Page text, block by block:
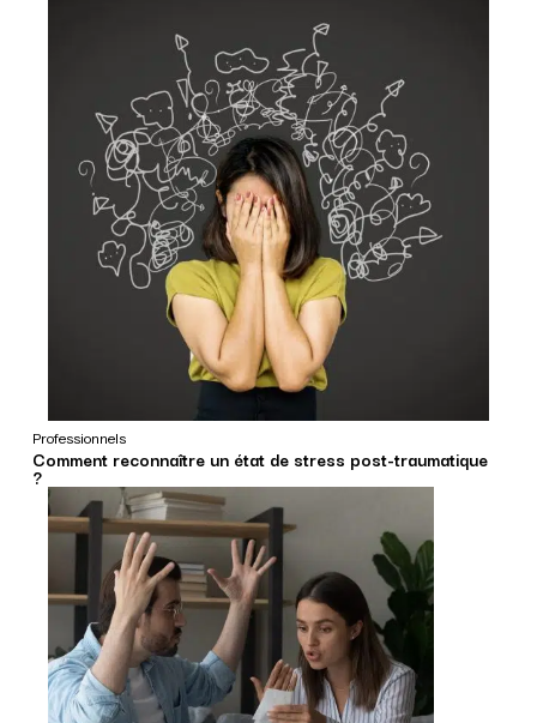
Professionnels
Comment reconnaître un état de stress post-traumatique
?